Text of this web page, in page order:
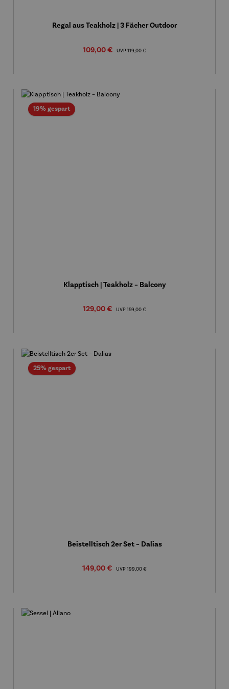
Regal aus Teakholz | 3 Fächer Outdoor
Verkaufspreis:
109,00 € UVPRegulärer Preis:
119,00 €
19% gespartRabatt
Klapptisch | Teakholz – Balcony
Verkaufspreis:
129,00 € UVPRegulärer Preis:
159,00 €
25% gespartRabatt
Beistelltisch 2er Set – Dalias
Verkaufspreis:
149,00 € UVPRegulärer Preis:
199,00 €